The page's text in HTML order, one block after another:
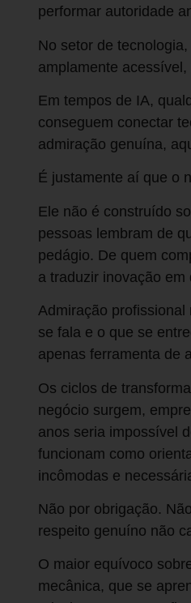
performar autoridade
No setor de
amplamente
Em tempos de IA,
conseguem conectar
admiração genuína,
É justamente aí que o
Ele não é construído
pessoas lembram de
pedágio. De quem
a traduzir inovação em
Admiração
se fala e o que se
apenas ferramenta de
Os ciclos de
negócio surgem,
anos seria impossível
funcionam como
incômodas e
Não por obrigação.
respeito genuíno não
O maior equívoco
mecânica, que se